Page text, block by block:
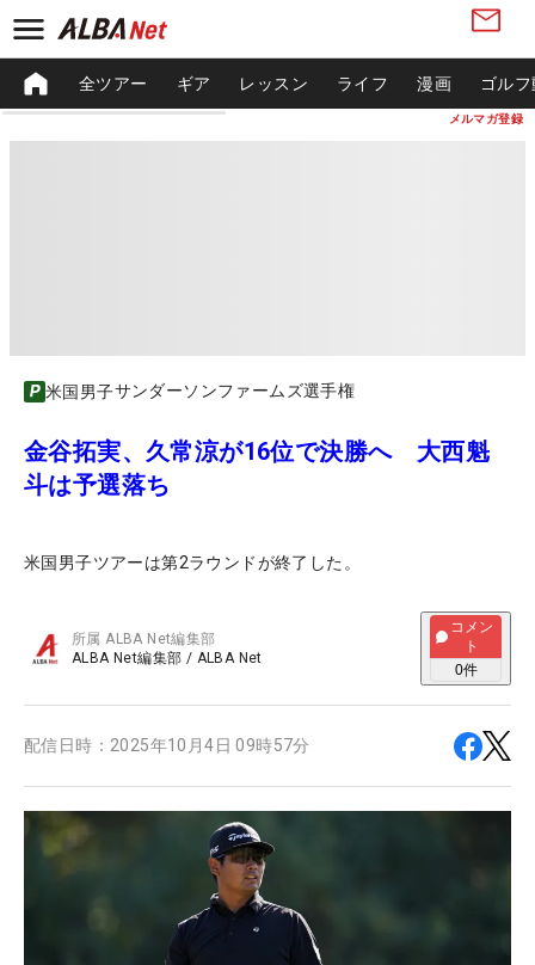
メルマガ登録
全ツアー ギア レッスン ライフ 漫画 ゴル
米国男子サンダーソンファームズ選手権
金谷拓実、久常涼が16位で決勝へ 大西魁
斗は予選落ち
米国男子ツアーは第2ラウンドが終了した。
所属ALBA Net編集部
ALBA Net編集部 / ALBA Net
コメン
ト
0件
配信日時： 2025年10月4日 09時57分